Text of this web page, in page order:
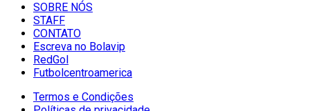
SOBRE NÓS
STAFF
CONTATO
Escreva no Bolavip
RedGol
Futbolcentroamerica
Termos e Condições